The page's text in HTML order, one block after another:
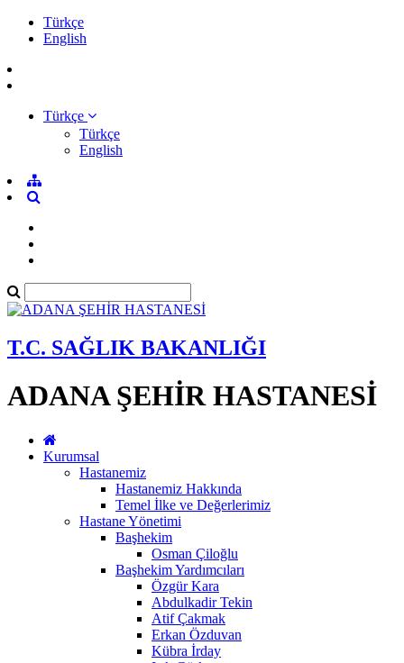
Türkçe
English
Türkçe
Türkçe
English
T.C. SAĞLIK BAKANLIĞI
ADANA ŞEHİR HASTANESİ
Kurumsal
Hastanemiz
Hastanemiz Hakkında
Temel İlke ve Değerlerimiz
Hastane Yönetimi
Başhekim
Osman Çiloğlu
Başhekim Yardımcıları
Özgür Kara
Abdulkadir Tekin
Atif Çakmak
Erkan Özduvan
Kübra İrday